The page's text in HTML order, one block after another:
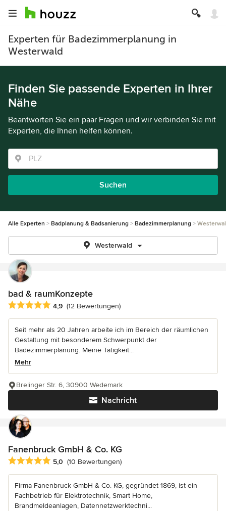
Experten für Badezimmerplanung in
Westerwald
Finden Sie passende Experten in Ihrer
Nähe
Beantworten Sie ein paar Fragen und wir verbinden Sie mit
Experten, die Ihnen helfen können.
Suchen
Alle Experten Badplanung & Badsanierung Badezimmerplanung
Westerwald
bad & raumKonzepte
Durchschnittliche Bewertung: 4.9 von 5 Sternen
4,9 (12 Bewertungen)
Seit mehr als 20 Jahren arbeite ich im Bereich der räumlichen
Gestaltung mit besonderem Schwerpunkt der
Badezimmerplanung. Meine Tätigkeit...
Mehr
Nachricht
Brelinger Str. 6, 30900 Wedemark
Fanenbruck GmbH & Co. KG
Durchschnittliche Bewertung: 5 von 5 Sternen
5,0 (10 Bewertungen)
Firma Fanenbruck GmbH & Co. KG, gegründet 1869, ist ein
Fachbetrieb für Elektrotechnik, Smart Home,
Brandmeldeanlagen, Datennetzwerktechni...